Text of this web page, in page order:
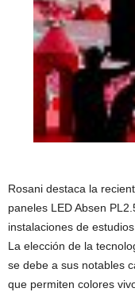
Rosani destaca la
paneles LED Absen
instalaciones de
La elección de la
se debe a sus notables
que permiten colores